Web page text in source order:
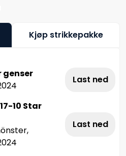
Kjøp strikkepakke
genser
Last ned
10 Star
Last ned